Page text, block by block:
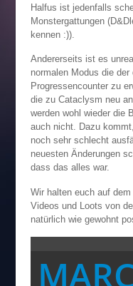
Halfus ist jedenfalls
Monstergattungen
kennen :)).
Andererseits ist es
normalen Modus die
Progressencounter zu
die zu Cataclysm neu
werden wohl wieder die
auch nicht. Dazu
noch sehr schlecht
neuesten Änderungen
dass das alles war.
Wir halten euch auf
Videos und Loots von
natürlich wie gewohnt